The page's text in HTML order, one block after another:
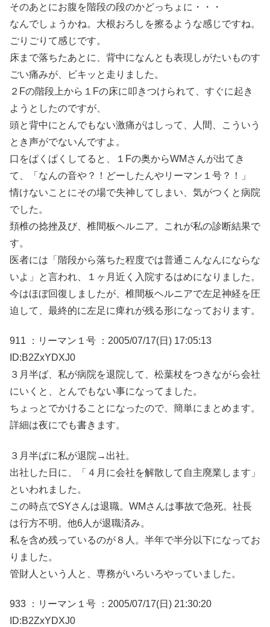
そのあとにお腹を階段の段のかどっちょに・・・
なんでしょうかね。大根おろしを擦るような感じですね。
ごりごりて感じです。
床まで落ちたあとに、背中になんとも表現しがたいものす
ごい痛みが、ビキッと走りました。
２Fの階段上から１Fの床に叩きつけられて、すぐに起き
ようとしたのですが、
頭と背中にとんでもない激痛がはしって、人間、こういう
とき声がでないんですよ。
口をぱくぱくしてると、１Fの奥からWMさんが出てき
て、「なんの音や？！どーしたんやリーマン１号？！」
情けないことにその場で失神してしまい、気がつくと病院
でした。
頚椎の捻挫及び、椎間板ヘルニア。これが私の診断結果で
す。
医者には「階段から落ちた程度では普通こんなんにならな
いよ」と言われ、１ヶ月近く入院するはめになりました。
今はほぼ回復しましたが、椎間板ヘルニアで左足神経を圧
迫して、最終的に左足に痺れが残る形になっております。
911 ：リーマン１号 ：2005/07/17(日) 17:05:13
ID:B2ZxYDXJ0
３月半ば、私が病院を退院して、松葉杖をつきながら会社
にいくと、とんでもない事になってました。
ちょっとでかけることになったので、簡単にまとめます。
詳細は夜にでも書きます。
３月半ばに私が退院→出社。
出社した日に、「４月に会社を解散して自主廃業します」
といわれました。
この時点でSYさんは退職。WMさんは事故で急死。社長
は行方不明。他6人が退職済み。
私を含め残っているのが８人。半年で半分以下になってお
りました。
管財人という人と、専務がいろいろやっていました。
933 ：リーマン１号 ：2005/07/17(日) 21:30:20
ID:B2ZxYDXJ0